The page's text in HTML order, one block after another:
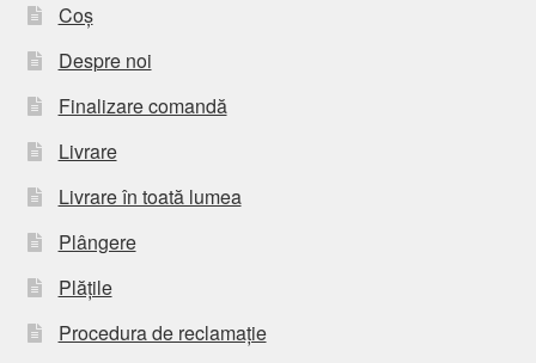
Coș
Despre noi
Finalizare comandă
Livrare
Livrare în toată lumea
Plângere
Plățile
Procedura de reclamație